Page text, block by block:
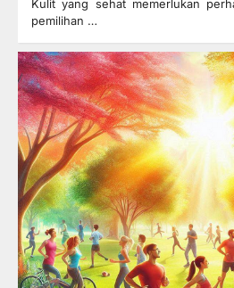
Kulit yang sehat memerlukan
pemilihan …